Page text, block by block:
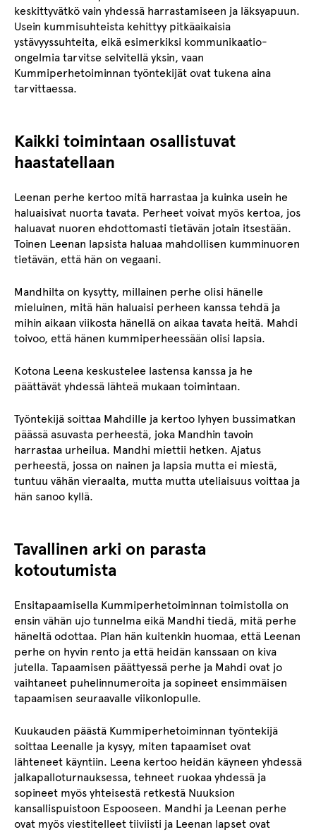
keskittyvätkö vain yhdessä harrastamiseen ja läksyapuun.
Usein kummisuhteista kehittyy pitkäaikaisia
ystävyyssuhteita, eikä esimerkiksi kommunikaatio-
ongelmia tarvitse selvitellä yksin, vaan
Kummiperhetoiminnan työntekijät ovat tukena aina
tarvittaessa.
Kaikki toimintaan osallistuvat
haastatellaan
Leenan perhe kertoo mitä harrastaa ja kuinka usein he
haluaisivat nuorta tavata. Perheet voivat myös kertoa, jos
haluavat nuoren ehdottomasti tietävän jotain itsestään.
Toinen Leenan lapsista haluaa mahdollisen kumminuoren
tietävän, että hän on vegaani.
Mandhilta on kysytty, millainen perhe olisi hänelle
mieluinen, mitä hän haluaisi perheen kanssa tehdä ja
mihin aikaan viikosta hänellä on aikaa tavata heitä. Mahdi
toivoo, että hänen kummiperheessään olisi lapsia.
Kotona Leena keskustelee lastensa kanssa ja he
päättävät yhdessä lähteä mukaan toimintaan.
Työntekijä soittaa Mahdille ja kertoo lyhyen bussimatkan
päässä asuvasta perheestä, joka Mandhin tavoin
harrastaa urheilua. Mandhi miettii hetken. Ajatus
perheestä, jossa on nainen ja lapsia mutta ei miestä,
tuntuu vähän vieraalta, mutta mutta uteliaisuus voittaa ja
hän sanoo kyllä.
Tavallinen arki on parasta
kotoutumista
Ensitapaamisella Kummiperhetoiminnan toimistolla on
ensin vähän ujo tunnelma eikä Mandhi tiedä, mitä perhe
häneltä odottaa. Pian hän kuitenkin huomaa, että Leenan
perhe on hyvin rento ja että heidän kanssaan on kiva
jutella. Tapaamisen päättyessä perhe ja Mahdi ovat jo
vaihtaneet puhelinnumeroita ja sopineet ensimmäisen
tapaamisen seuraavalle viikonlopulle.
Kuukauden päästä Kummiperhetoiminnan työntekijä
soittaa Leenalle ja kysyy, miten tapaamiset ovat
lähteneet käyntiin. Leena kertoo heidän käyneen yhdessä
jalkapalloturnauksessa, tehneet ruokaa yhdessä ja
sopineet myös yhteisestä retkestä Nuuksion
kansallispuistoon Espooseen. Mandhi ja Leenan perhe
ovat myös viestitelleet tiiviisti ja Leenan lapset ovat